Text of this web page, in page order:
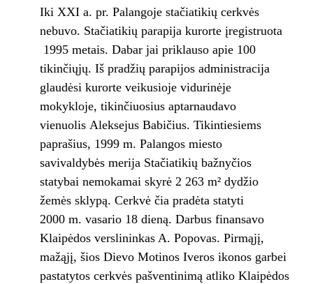
Iki XXI a. pr. Palangoje stačiatikių cerkvės
nebuvo. Stačiatikių parapija kurorte įregistruota
1995 metais. Dabar jai priklauso apie 100
tikinčiųjų. Iš pradžių parapijos administracija
glaudėsi kurorte veikusioje vidurinėje
mokykloje, tikinčiuosius aptarnaudavo
vienuolis Aleksejus Babičius. Tikintiesiems
paprašius, 1999 m. Palangos miesto
savivaldybės merija Stačiatikių bažnyčios
statybai nemokamai skyrė 2 263 m² dydžio
žemės sklypą. Cerkvė čia pradėta statyti
2000 m. vasario 18 dieną. Darbus finansavo
Klaipėdos verslininkas A. Popovas. Pirmąjį,
mažąjį, šios Dievo Motinos Iveros ikonos garbei
pastatytos cerkvės pašventinimą atliko Klaipėdos